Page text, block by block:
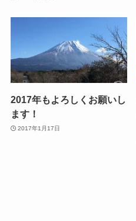
2017年もよろしくお願いし
ます！
2017年1月17日